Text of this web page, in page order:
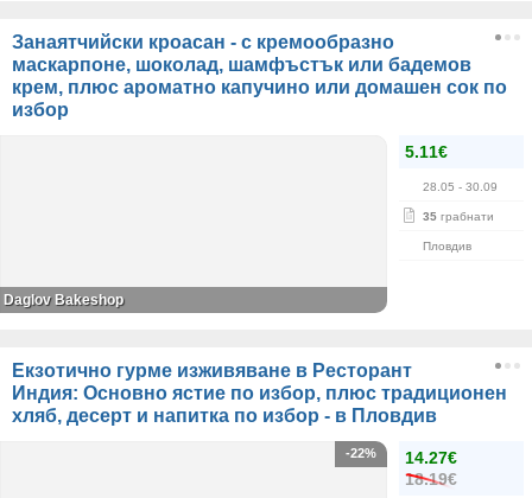
Занаятчийски кроасан - с кремообразно
маскарпоне, шоколад, шамфъстък или бадемов
крем, плюс ароматно капучино или домашен сок по
избор
5.11€
28.05 - 30.09
35 грабнати
Пловдив
Daglov Bakeshop
Екзотично гурме изживяване в Ресторант
Индия: Основно ястие по избор, плюс традиционен
хляб, десерт и напитка по избор - в Пловдив
14.27€
18.19€
-22%